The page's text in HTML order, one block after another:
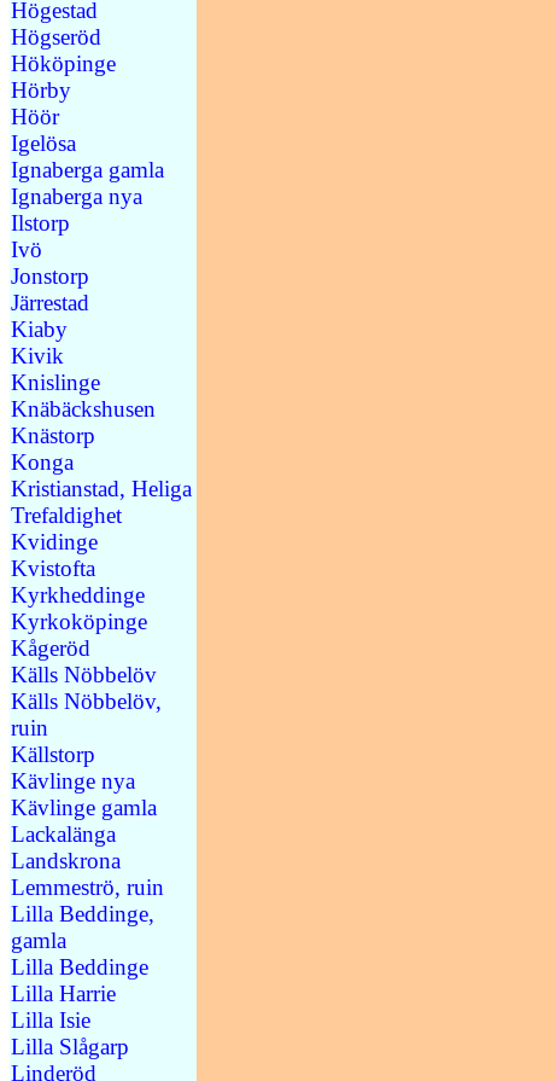
Högestad
Högseröd
Hököpinge
Hörby
Höör
Igelösa
Ignaberga gamla
Ignaberga nya
Ilstorp
Ivö
Jonstorp
Järrestad
Kiaby
Kivik
Knislinge
Knäbäckshusen
Knästorp
Konga
Kristianstad, Heliga
Trefaldighet
Kvidinge
Kvistofta
Kyrkheddinge
Kyrkoköpinge
Kågeröd
Källs Nöbbelöv
Källs Nöbbelöv,
ruin
Källstorp
Kävlinge nya
Kävlinge gamla
Lackalänga
Landskrona
Lemmeströ, ruin
Lilla Beddinge,
gamla
Lilla Beddinge
Lilla Harrie
Lilla Isie
Lilla Slågarp
Linderöd